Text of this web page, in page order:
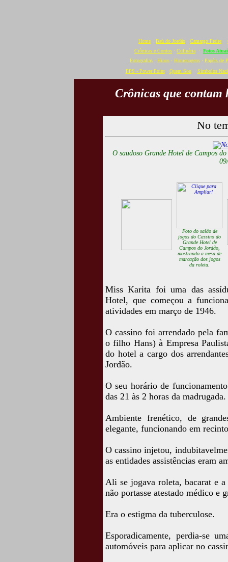
Home · Baú do Jordão · Camargo Freire ·
Crônicas e Contos · Culinária · Fotos
Fotografias · Hinos · Homenagens · Papéis de
PPS - Power Point· Quem Sou· Símbolos
Crônicas que contam
No
O saudoso Grande Hotel de Campos
Foto do salão de
jogos do Cassino do
Grande Hotel de
Campos do Jordão,
mostrando a mesa de
marcação dos jogos
da roleta.
Miss Karita foi uma das
Hotel, que começou a
atividades em março de 1946.
O cassino foi arrendado pela
o filho Hans) à Empresa
do hotel a cargo dos
Jordão.
O seu horário de
das 21 às 2 horas da madrugada.
Ambiente frenético, de
elegante, funcionando em
O cassino injetou,
as entidades assistências eram
Ali se jogava roleta, bacarat e
não portasse atestado médico e
Era o estigma da tuberculose.
Esporadicamente, perdia-se
automóveis para aplicar no